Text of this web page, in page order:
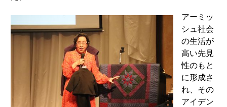
アーミッ
シュ社会
の生活が
高い先見
性のもと
に形成さ
れ、その
アイデン